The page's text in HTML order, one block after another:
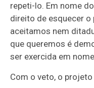
repeti-lo. Em nome
direito de esquecer o
aceitamos nem
que queremos é
ser exercida em
Com o veto, o